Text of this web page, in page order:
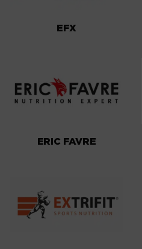
EFX
ERIC FAVRE